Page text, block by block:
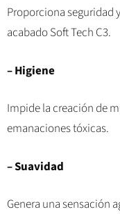
Proporciona seguridad
acabado Soft Tech C3.
– Higiene
Impide la creación de
emanaciones tóxicas.
– Suavidad
Genera una sensación